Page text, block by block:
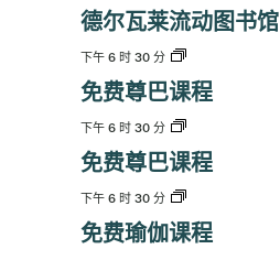
德尔瓦莱流动图书馆
下午 6 时 30 分
免费尊巴课程
下午 6 时 30 分
免费尊巴课程
下午 6 时 30 分
免费瑜伽课程